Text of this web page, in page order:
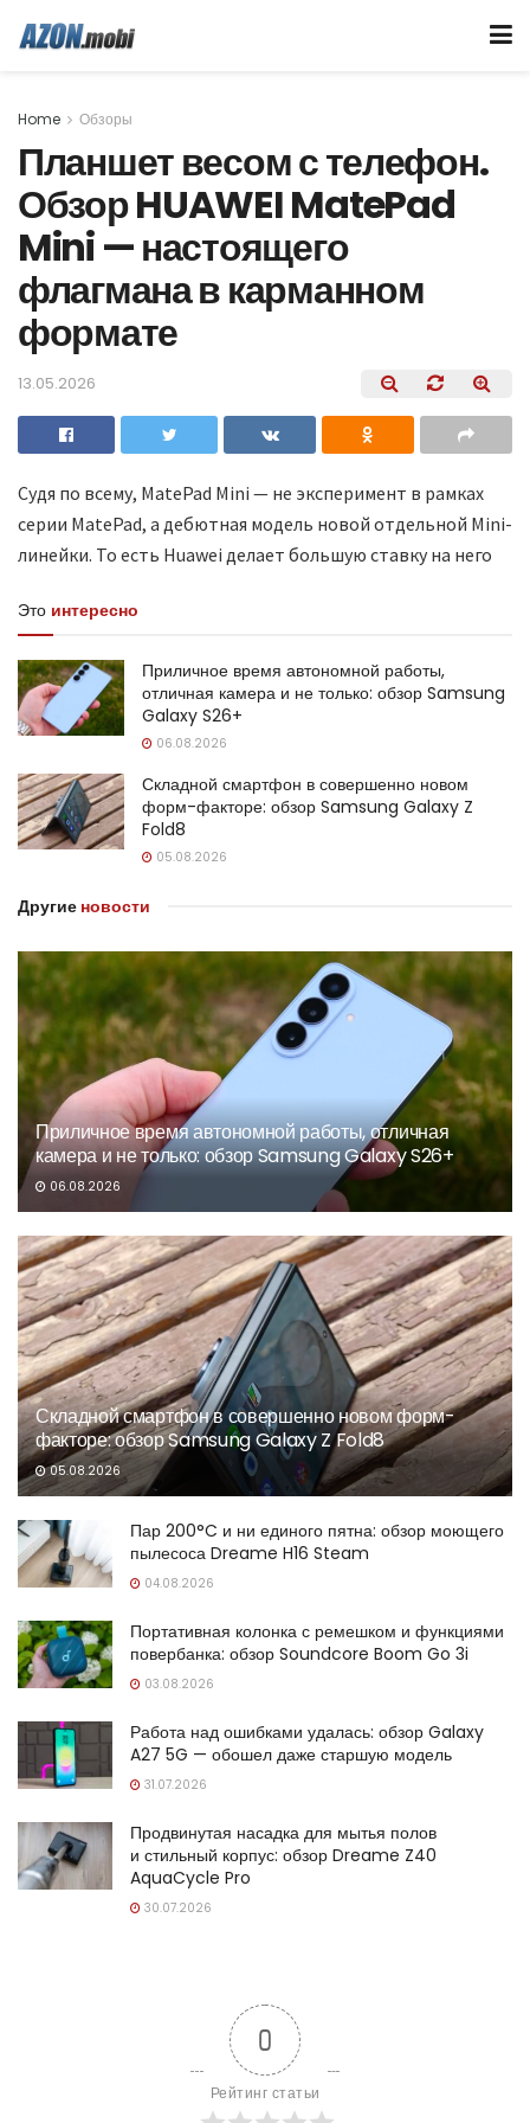
Home Обзоры
Планшет весом с телефон.
Обзор HUAWEI MatePad
Mini — настоящего
флагмана в карманном
формате
13.05.2026
Судя по всему, MatePad Mini — не эксперимент в рамках
серии MatePad, а дебютная модель новой отдельной Mini-
линейки. То есть Huawei делает большую ставку на него
Это интересно
Приличное время автономной работы,
отличная камера и не только: обзор Samsung
Galaxy S26+
06.08.2026
Складной смартфон в совершенно новом
форм-факторе: обзор Samsung Galaxy Z
Fold8
05.08.2026
Другие новости
Приличное время автономной работы, отличная
камера и не только: обзор Samsung Galaxy S26+
06.08.2026
Складной смартфон в совершенно новом форм-
факторе: обзор Samsung Galaxy Z Fold8
05.08.2026
Пар 200°C и ни единого пятна: обзор моющего
пылесоса Dreame H16 Steam
04.08.2026
Портативная колонка с ремешком и функциями
повербанка: обзор Soundcore Boom Go 3i
03.08.2026
Работа над ошибками удалась: обзор Galaxy
A27 5G — обошел даже старшую модель
31.07.2026
Продвинутая насадка для мытья полов
и стильный корпус: обзор Dreame Z40
AquaCycle Pro
30.07.2026
0
Рейтинг статьи